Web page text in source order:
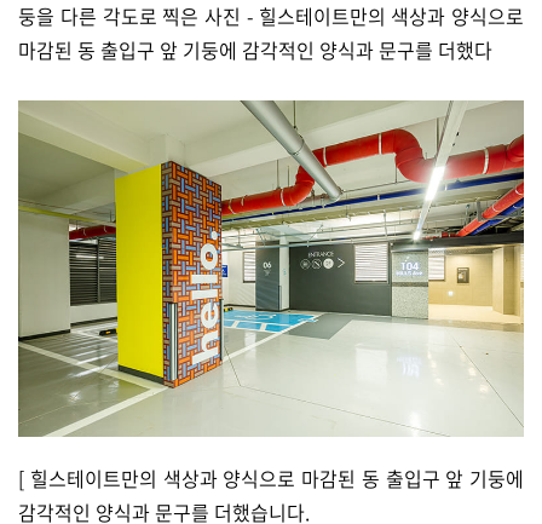
둥을 다른 각도로 찍은 사진 - 힐스테이트만의 색상과 양식으로
마감된 동 출입구 앞 기둥에 감각적인 양식과 문구를 더했다
[ 힐스테이트만의 색상과 양식으로 마감된 동 출입구 앞 기둥에
감각적인 양식과 문구를 더했습니다.